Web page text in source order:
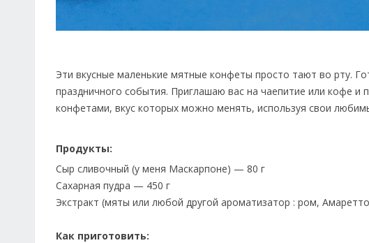
Эти вкусные маленькие мятные конфеты просто тают во рту.
праздничного события. Приглашаю вас на чаепитие или кофе
конфетами, вкус которых можно менять, используя свои
Продукты:
Сыр сливочный (у меня Маскарпоне) — 80 г
Сахарная пудра — 450 г
Экстракт (мяты или любой другой ароматизатор : ром,
Как приготовить: